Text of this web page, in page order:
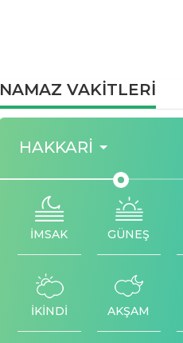
NAMAZ VAKİTLERİ
HAKKARI
İMSAK GÜNEŞ
İKİNDİ AKŞAM